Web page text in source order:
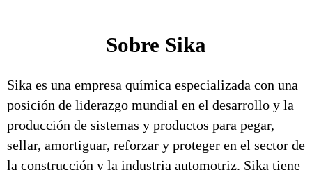
Sobre Sika
Sika es una empresa química especializada con una
posición de liderazgo mundial en el desarrollo y la
producción de sistemas y productos para pegar,
sellar, amortiguar, reforzar y proteger en el sector de
la construcción y la industria automotriz. Sika tiene